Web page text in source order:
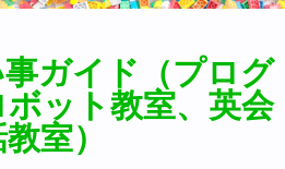
ガイド（プログ
ット教室、英会
室）